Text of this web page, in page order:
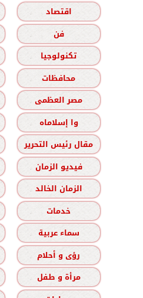
اقتصاد
فن
تكنولوجيا
محافظات
مصر العظمى
وا إسلاماه
مقال رئيس التحرير
فيديو الزمان
الزمان الخالد
خدمات
سماء عربية
رؤى و أحلام
مرأة و طفل